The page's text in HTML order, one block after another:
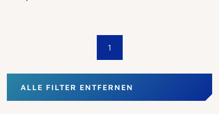
1
ALLE FILTER ENTFERNEN